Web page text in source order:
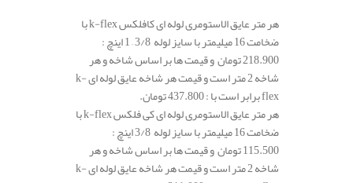
هر متر عایق الاستومری لوله ای کافلکس k-flex با
ضخامت 16 میلیمتر با سایز لوله 3/8 – 1 اینچ :
218.900 تومان و قیمت ها بر اساس شاخه و هر
شاخه 2 متر است و قیمت هر شاخه عایق لوله ای k-
flex برابر است با : 437.800 تومان.
هر متر عایق الاستومری لوله ای کی فلکس k-flex با
ضخامت 16 میلیمتر با سایز لوله 3/8 اینچ :
115.500 تومان و قیمت ها بر اساس شاخه و هر
شاخه 2 متر است و قیمت هر شاخه عایق لوله ای k-